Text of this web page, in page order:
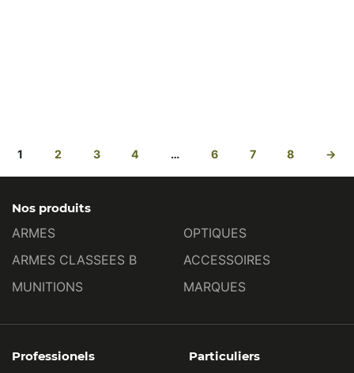
1 2 3 4 … 6 7 8 →
Nos produits
ARMES
ARMES CLASSEES B
MUNITIONS
OPTIQUES
ACCESSOIRES
MARQUES
Professionels Particuliers